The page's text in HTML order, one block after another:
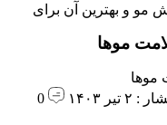
مو و بهترین آن برای
موها
تیر ۱۴۰۳
0